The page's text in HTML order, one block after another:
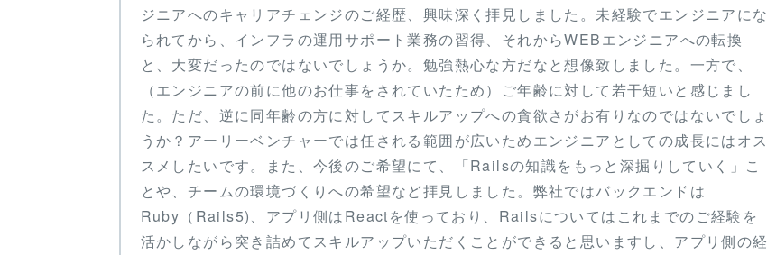
ジニアへのキャリアチェンジのご経歴、興味深く拝見しました。未経験でエンジニアにな
られてから、インフラの運用サポート業務の習得、それからWEBエンジニアへの転換
と、大変だったのではないでしょうか。勉強熱心な方だなと想像致しました。一方で、
（エンジニアの前に他のお仕事をされていたため）ご年齢に対して若干短いと感じまし
た。ただ、逆に同年齢の方に対してスキルアップへの貪欲さがお有りなのではないでしょ
うか？アーリーベンチャーでは任される範囲が広いためエンジニアとしての成長にはオス
スメしたいです。また、今後のご希望にて、「Railsの知識をもっと深掘りしていく」こ
とや、チームの環境づくりへの希望など拝見しました。弊社ではバックエンドは
Ruby（Rails5)、アプリ側はReactを使っており、Railsについてはこれまでのご経験を
活かしながら突き詰めてスキルアップいただくことができると思いますし、アプリ側の経